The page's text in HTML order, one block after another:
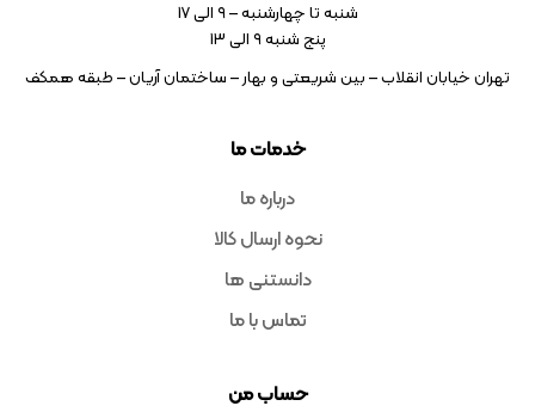
خدمات ما
درباره ما
نحوه ارسال کالا
دانستنی ها
تماس با ما
حساب من
شنبه تا چهارشنبه – ۹ الی 17
پنج شنبه ۹ الی 13
تهران خیابان انقلاب – بین شریعتی و بهار – ساختمان آریان – طبقه همکف